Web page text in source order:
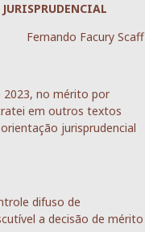
Fernando Facury Scaff
2023, no mérito por
em outros textos
jurisprudencial
difuso de
a decisão de mérito